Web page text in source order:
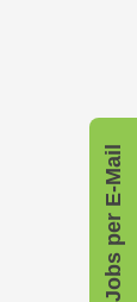
Jobs per E-Mail